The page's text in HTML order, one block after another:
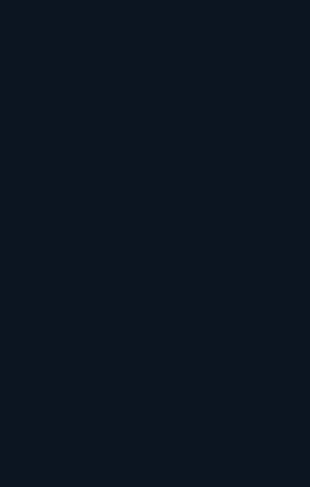
telefonu 62 735-51-05 lub